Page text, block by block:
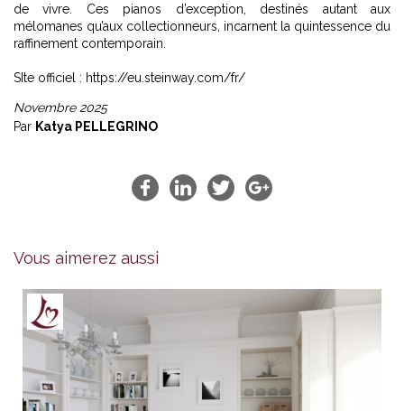
de vivre. Ces pianos d’exception, destinés autant aux
mélomanes qu’aux collectionneurs, incarnent la quintessence du
raffinement contemporain.
SIte officiel : https://eu.steinway.com/fr/
Novembre 2025
Par Katya PELLEGRINO
Vous aimerez aussi